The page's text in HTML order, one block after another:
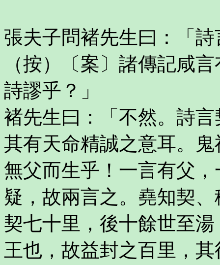
張夫子問褚先生曰：「
（按）〔案〕諸傳記咸
詩謬乎？」
褚先生曰：「不然。詩
其有天命精誠之意耳。
無父而生乎！一言有父
疑，故兩言之。堯知契
契七十里，後十餘世至
王也，故益封之百里，